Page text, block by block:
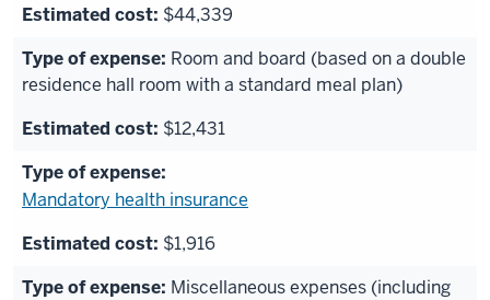
$44,339
Room and board (based on a double
residence hall room with a standard meal plan)
$12,431
Mandatory health insurance
$1,916
Miscellaneous expenses (including